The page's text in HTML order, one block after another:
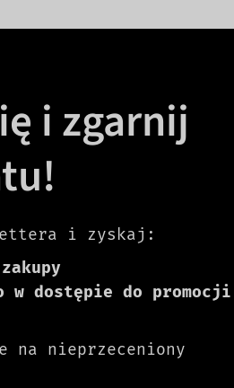
i zgarnij
i zyskaj:
w dostępie do promocji
na nieprzeceniony